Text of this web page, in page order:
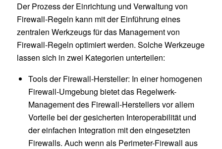
Der Prozess der Einrichtung und Verwaltung von
Firewall-Regeln kann mit der Einführung eines
zentralen Werkzeugs für das Management von
Firewall-Regeln optimiert werden. Solche Werkzeuge
lassen sich in zwei Kategorien unterteilen:
Tools der Firewall-Hersteller: In einer homogenen
Firewall-Umgebung bietet das Regelwerk-
Management des Firewall-Herstellers vor allem
Vorteile bei der gesicherten Interoperabilität und
der einfachen Integration mit den eingesetzten
Firewalls. Auch wenn als Perimeter-Firewall aus